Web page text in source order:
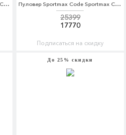
Джинсы Sportmax Code Sportmax Code SP027EWBSZH3 Пуловер Sportmax Code Sportmax Code SP027EWBSXL8
25399
17770
Подписаться на скидку
До 25% скидки